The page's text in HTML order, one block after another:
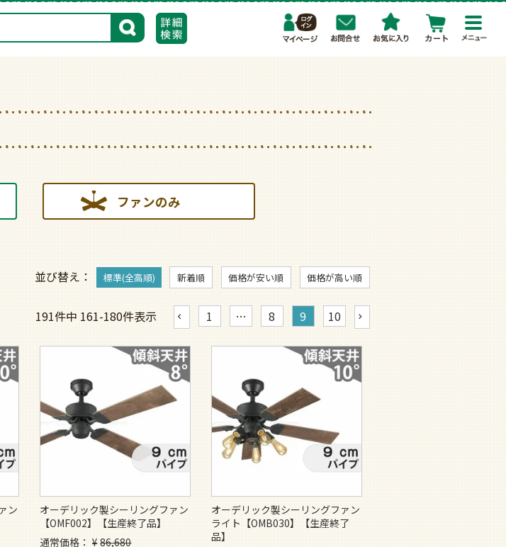
検索
ファンのみ
並び替え 標準(全高順) 新着順 価格が安い順 価格が高い順
191件中 161-180件表示 1 … 8 9 10
ン
オーデリック製シーリングファン
【OMF002】【生産終了品】
通常価格
¥ 86,680
オーデリック製シーリングファン
ライト【OMB030】【生産終了
品】